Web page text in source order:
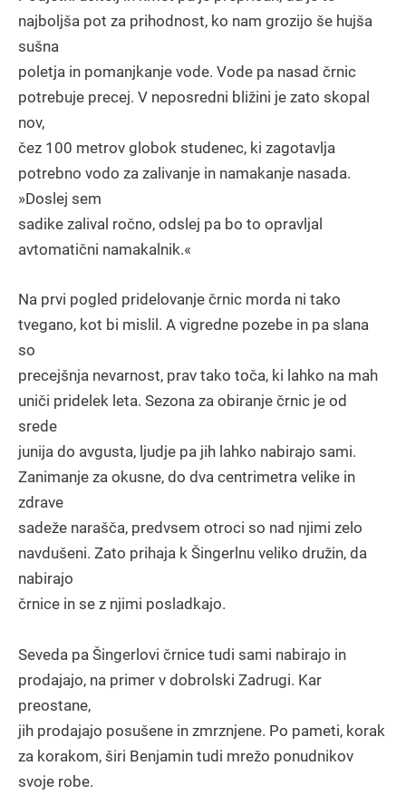
najboljša pot za prihodnost, ko nam grozijo še hujša
sušna
poletja in pomanjkanje vode. Vode pa nasad črnic
potrebuje precej. V neposredni bližini je zato skopal
nov,
čez 100 metrov globok studenec, ki zagotavlja
potrebno vodo za zalivanje in namakanje nasada.
»Doslej sem
sadike zalival ročno, odslej pa bo to opravljal
avtomatični namakalnik.«
Na prvi pogled pridelovanje črnic morda ni tako
tvegano, kot bi mislil. A vigredne pozebe in pa slana
so
precejšnja nevarnost, prav tako toča, ki lahko na mah
uniči pridelek leta. Sezona za obiranje črnic je od
srede
junija do avgusta, ljudje pa jih lahko nabirajo sami.
Zanimanje za okusne, do dva centrimetra velike in
zdrave
sadeže narašča, predvsem otroci so nad njimi zelo
navdušeni. Zato prihaja k Šingerlnu veliko družin, da
nabirajo
črnice in se z njimi posladkajo.
Seveda pa Šingerlovi črnice tudi sami nabirajo in
prodajajo, na primer v dobrolski Zadrugi. Kar
preostane,
jih prodajajo posušene in zmrznjene. Po pameti, korak
za korakom, širi Benjamin tudi mrežo ponudnikov
svoje robe.